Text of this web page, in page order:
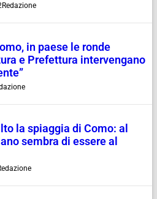
Redazione
in paese le ronde
e Prefettura intervengano
la spiaggia di Como: al
sembra di essere al